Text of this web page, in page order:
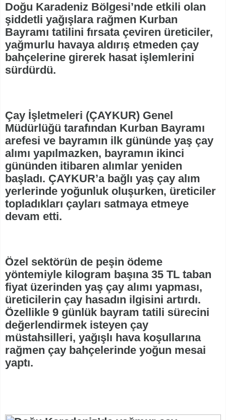
Doğu Karadeniz Bölgesi’nde etkili olan
şiddetli yağışlara rağmen Kurban
Bayramı tatilini fırsata çeviren üreticiler,
yağmurlu havaya aldırış etmeden çay
bahçelerine girerek hasat işlemlerini
sürdürdü.
Çay İşletmeleri (ÇAYKUR) Genel
Müdürlüğü tarafından Kurban Bayramı
arefesi ve bayramın ilk gününde yaş çay
alımı yapılmazken, bayramın ikinci
gününden itibaren alımlar yeniden
başladı. ÇAYKUR’a bağlı yaş çay alım
yerlerinde yoğunluk oluşurken, üreticiler
topladıkları çayları satmaya etmeye
devam etti.
Özel sektörün de peşin ödeme
yöntemiyle kilogram başına 35 TL taban
fiyat üzerinden yaş çay alımı yapması,
üreticilerin çay hasadın ilgisini artırdı.
Özellikle 9 günlük bayram tatili sürecini
değerlendirmek isteyen çay
müstahsilleri, yağışlı hava koşullarına
rağmen çay bahçelerinde yoğun mesai
yaptı.